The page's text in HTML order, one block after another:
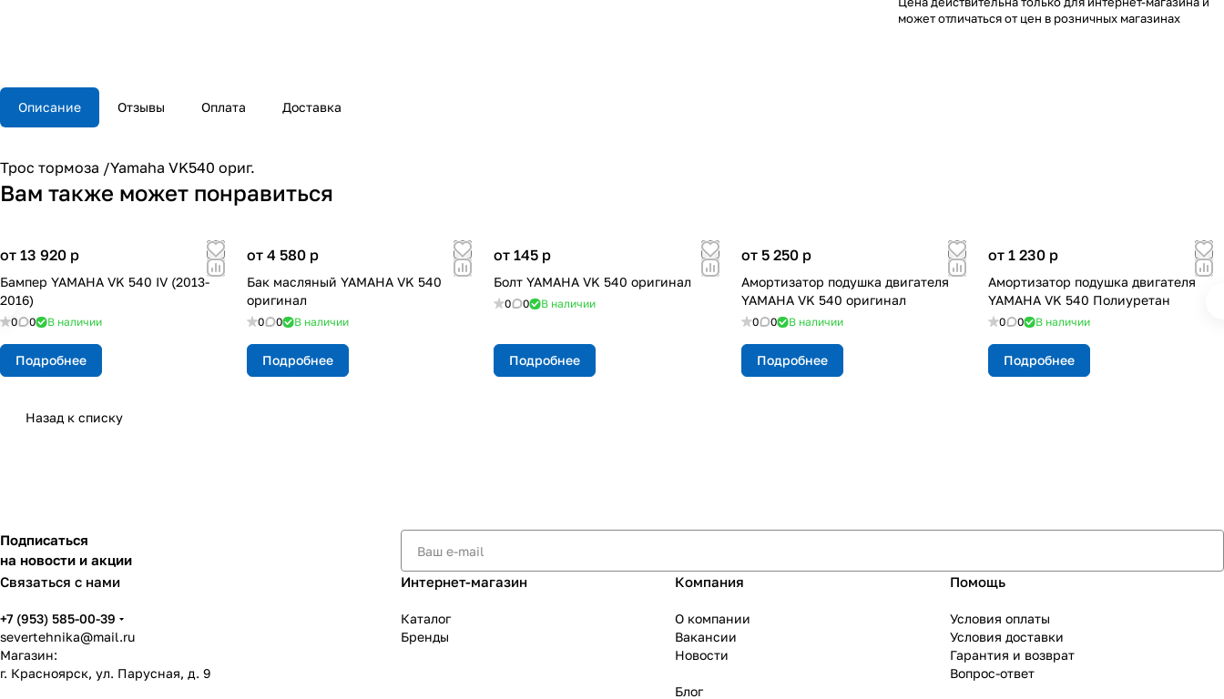
может отличаться от цен в розничных магазинах
Описание Отзывы Оплата Доставка
Трос тормоза /Yamaha VK540 ориг.
Вам также может понравиться
от 13 920 p
Бампер YAMAHA VK 540 IV (2013-
2016)
0 0 В наличии
Подробнее
от 4 580 p
Бак масляный YAMAHA VK 540
оригинал
0 0 В наличии
Подробнее
от 145 p
Болт YAMAHA VK 540 оригинал
0 0 В наличии
Подробнее
от 5 250 p
Амортизатор подушка двигателя
YAMAHA VK 540 оригинал
0 0 В наличии
Подробнее
от 1 230 p
Амортизатор подушка двигателя
YAMAHA VK 540 Полиуретан
0 0 В наличии
Подробнее
Назад к списку
Подписаться
на новости и акции
Связаться с нами
+7 (953) 585-00-39
severtehnika@mail.ru
Магазин:
г. Красноярск, ул. Парусная, д. 9
Интернет-магазин
Каталог
Бренды
Компания
О компании
Вакансии
Новости
Блог
Помощь
Условия оплаты
Условия доставки
Гарантия и возврат
Вопрос-ответ